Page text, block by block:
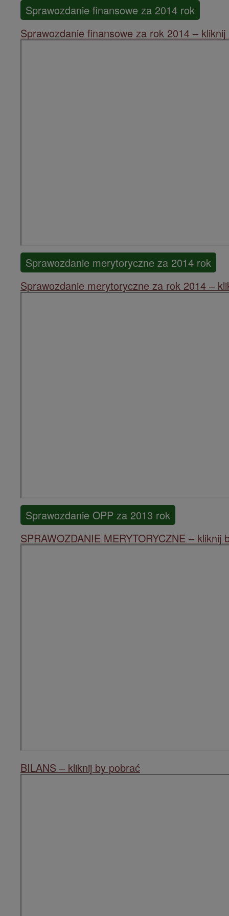
Sprawozdanie finansowe za 2014 rok
Sprawozdanie finansowe za rok 2014 –
Sprawozdanie merytoryczne za 2014 rok
Sprawozdanie merytoryczne za rok 2014 –
Sprawozdanie OPP za 2013 rok
SPRAWOZDANIE MERYTORYCZNE – kliknij
BILANS – kliknij by pobrać